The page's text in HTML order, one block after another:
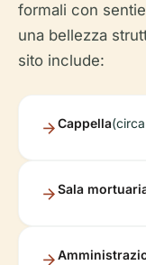
formali con
una bellezza
sito include:
Cappella
Sala